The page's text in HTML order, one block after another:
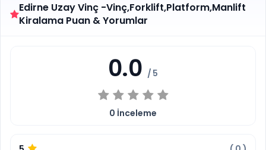
Edirne Uzay Vinç -Vinç,Forklift,Platform,Manlift
Kiralama Puan & Yorumlar
0.0 / 5
0 İnceleme